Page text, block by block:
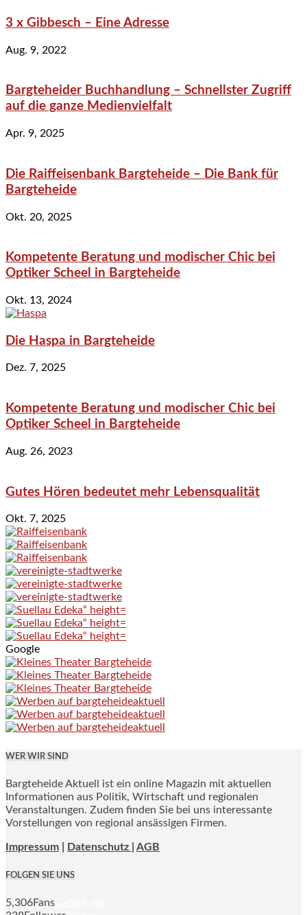
3 x Gibbesch – Eine Adresse
Aug. 9, 2022
Bargteheider Buchhandlung – Schnellster Zugriff
auf die ganze Medienvielfalt
Apr. 9, 2025
Die Raiffeisenbank Bargteheide – Die Bank für
Bargteheide
Okt. 20, 2025
Kompetente Beratung und modischer Chic bei
Optiker Scheel in Bargteheide
Okt. 13, 2024
Die Haspa in Bargteheide
Dez. 7, 2025
Kompetente Beratung und modischer Chic bei
Optiker Scheel in Bargteheide
Aug. 26, 2023
Gutes Hören bedeutet mehr Lebensqualität
Okt. 7, 2025
Google
WER WIR SIND
Bargteheide Aktuell ist ein online Magazin mit aktuellen
Informationen aus Politik, Wirtschaft und regionalen
Veranstaltungen. Zudem finden Sie bei uns interessante
Vorstellungen von regional ansässigen Firmen.
Impressum Datenschutz | AGB
FOLGEN SIE UNS
5,306Fans